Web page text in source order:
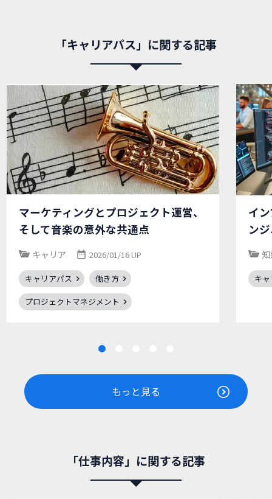
「キャリアパス」に関する記事
マーケティングとプロジェクト運営、
そして音楽の意外な共通点
キャリア 2026/01/16 UP
キャリアパス
働き方
プロジェクトマネジメント
イ
ン
キ
もっと見る
「仕事内容」に関する記事